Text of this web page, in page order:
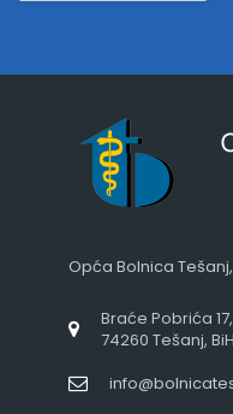
Opća Bolnica Tešanj,
Braće Pobrića 17,
74260 Tešanj, BiH